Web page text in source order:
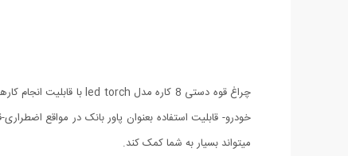
خودرو- قابلیت استفاده بعنوان پاور بانک در مواقع
میتواند بسیار به شما کمک کند.